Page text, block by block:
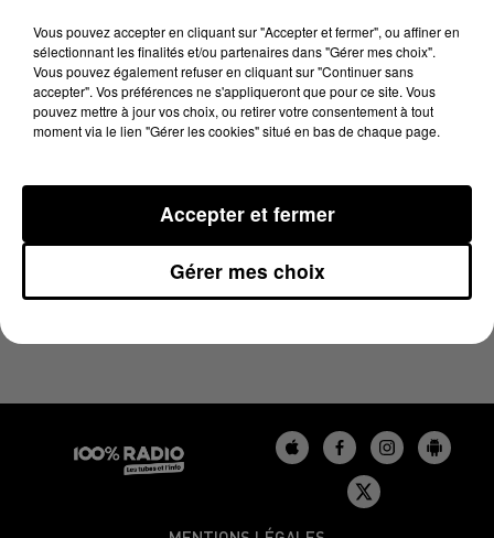
23 mai 2025 - 1 min 16 sec
L'AGENDA DU LOT DU 23/05/2025 À 13H37
Vous pouvez accepter en cliquant sur "Accepter et fermer", ou affiner en
sélectionnant les finalités et/ou partenaires dans "Gérer mes choix".
Vous pouvez également refuser en cliquant sur "Continuer sans
accepter". Vos préférences ne s'appliqueront que pour ce site. Vous
pouvez mettre à jour vos choix, ou retirer votre consentement à tout
moment via le lien "Gérer les cookies" situé en bas de chaque page.
Gérer mes choix
Accepter et fermer